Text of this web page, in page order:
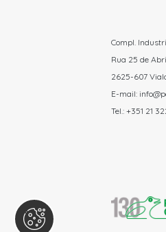
Compl.
Rua 25 de
2625-607
E-mail:
Tel.: +351 21